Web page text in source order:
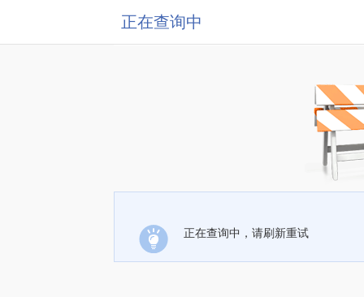
正在查询中
正在查询中，请刷新重试